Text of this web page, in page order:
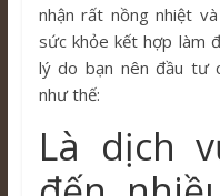
nhận rất nồng nhiệt
sức khỏe kết hợp làm
lý do bạn nên đầu tư
như thế:
Là dịch